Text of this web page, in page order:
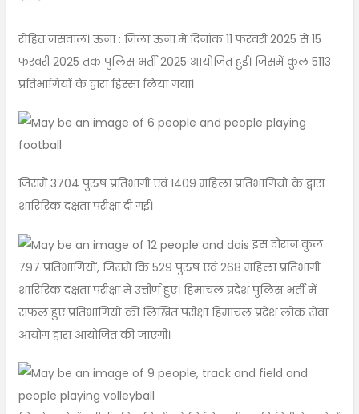
रोहित जसवाल। ऊना : जिला ऊना मे दिनांक 11 फरवरी 2025 से 15
फरवरी 2025 तक पुलिस भर्ती 2025 आयोजित हुई। जिसमें कुल 5113
प्रतिभागियों के द्वारा हिस्सा लिया गया।
जिसमें 3704 पुरुष प्रतिभागी एवं 1409 महिला प्रतिभागियों के द्वारा
शारिरिक दक्षता परीक्षा दी गई।
इस दौरान कुल
797 प्रतिभागियों, जिसमें कि 529 पुरुष एवं 268 महिला प्रतिभागी
शारिरिक दक्षता परीक्षा में उत्तीर्ण हुए। हिमाचल प्रदेश पुलिस भर्ती में
सफल हुए प्रतिभागियों की लिखित परीक्षा हिमाचल प्रदेश लोक सेवा
आयोग द्वारा आयोजित की जाएगी।